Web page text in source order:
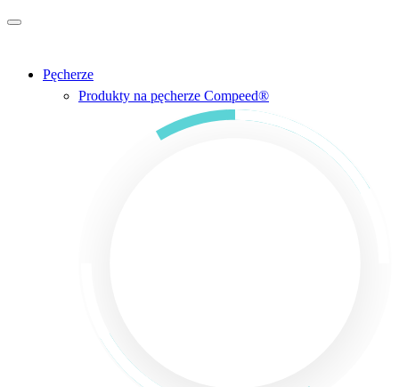
Przejdź do głównej treści
Pęcherze
Produkty na pęcherze Compeed®